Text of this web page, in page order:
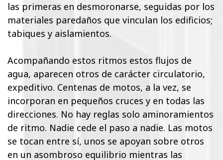
las primeras en desmoronarse, seguidas por los
materiales paredaños que vinculan los edificios;
tabiques y aislamientos.
Acompañando estos ritmos estos flujos de
agua, aparecen otros de carácter circulatorio,
expeditivo. Centenas de motos, a la vez, se
incorporan en pequeños cruces y en todas las
direcciones. No hay reglas solo aminoramientos
de ritmo. Nadie cede el paso a nadie. Las motos
se tocan entre sí, unos se apoyan sobre otros
en un asombroso equilibrio mientras las